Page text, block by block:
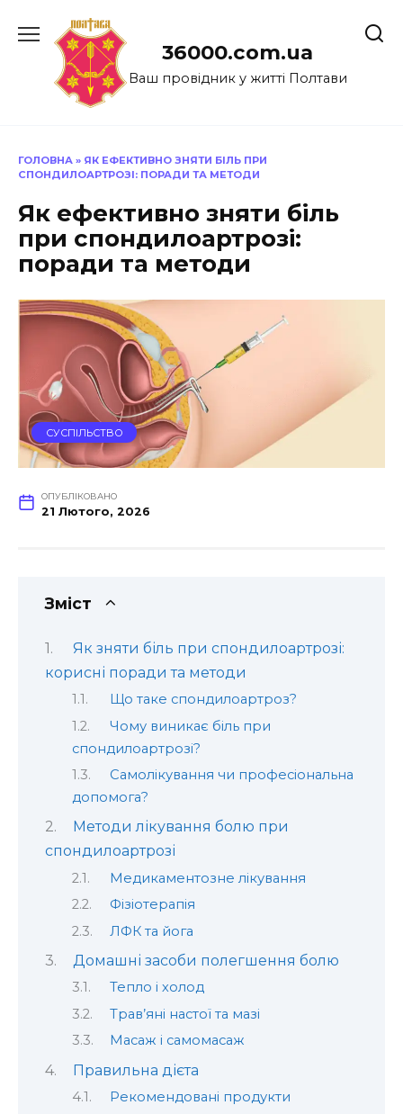
до
36000.com.ua
Ваш провідник у житті Полтави
ГОЛОВНА » ЯК ЕФЕКТИВНО ЗНЯТИ БІЛЬ ПРИ
СПОНДИЛОАРТРОЗІ: ПОРАДИ ТА МЕТОДИ
Як ефективно зняти біль
при спондилоартрозі:
поради та методи
СУСПІЛЬСТВО
ОПУБЛІКОВАНО
21 Лютого, 2026
Зміст
Як зняти біль при спондилоартрозі:
корисні поради та методи
Що таке спондилоартроз?
Чому виникає біль при
спондилоартрозі?
Самолікування чи професіональна
допомога?
Методи лікування болю при
спондилоартрозі
Медикаментозне лікування
Фізіотерапія
ЛФК та йога
Домашні засоби полегшення болю
Тепло і холод
Трав’яні настої та мазі
Масаж і самомасаж
Правильна дієта
Рекомендовані продукти